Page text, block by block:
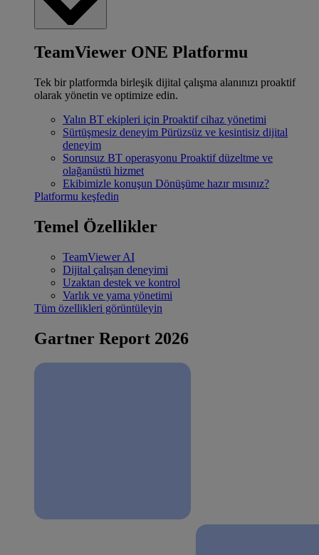
TeamViewer ONE Platformu
Tek bir platformda birleşik dijital çalışma alanınızı proaktif
olarak yönetin ve optimize edin.
Yalın BT ekipleri için Proaktif cihaz yönetimi
Sürtüşmesiz deneyim Pürüzsüz ve kesintisiz dijital
deneyim
Sorunsuz BT operasyonu Proaktif düzeltme ve
olağanüstü hizmet
Ekibimizle konuşun Dönüşüme hazır mısınız?
Platformu keşfedin
Temel Özellikler
TeamViewer AI
Dijital çalışan deneyimi
Uzaktan destek ve kontrol
Varlık ve yama yönetimi
Tüm özellikleri görüntüleyin
Gartner Report 2026